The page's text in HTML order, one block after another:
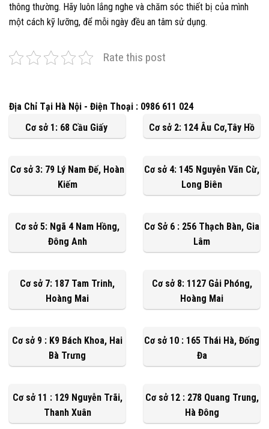
thông thường. Hãy luôn lắng nghe và chăm sóc thiết bị của mình
một cách kỹ lưỡng, để mỗi ngày đều an tâm sử dụng.
Rate this post
Địa Chỉ Tại Hà Nội - Điện Thoại : 0986 611 024
Cơ sở 1: 68 Cầu Giấy
Cơ sở 2: 124 Âu Cơ,Tây Hồ
Cơ sở 3: 79 Lý Nam Đế, Hoàn
Kiếm
Cơ sở 4: 145 Nguyễn Văn Cừ,
Long Biên
Cơ sở 5: Ngã 4 Nam Hồng,
Đông Anh
Cơ Sở 6 : 256 Thạch Bàn, Gia
Lâm
Cơ sở 7: 187 Tam Trinh,
Hoàng Mai
Cơ sở 8: 1127 Gải Phóng,
Hoàng Mai
Cơ sở 9 : K9 Bách Khoa, Hai
Bà Trưng
Cơ sở 10 : 165 Thái Hà, Đống
Đa
Cơ sở 11 : 129 Nguyễn Trãi,
Thanh Xuân
Cơ sở 12 : 278 Quang Trung,
Hà Đông